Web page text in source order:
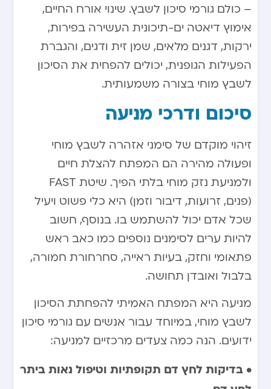
– כולם גורמי סיכון לשבץ. שינוי אורח החיים,
אימוץ דיאטה ים-תיכונית העשירה בפירות,
ירקות, דגנים מלאים, שמן זית ודגים, והגברת
הפעילות הגופנית, יכולים להפחית את הסיכון
לשבץ מוחי בצורה משמעותית.
סיכום ודרכי מניעה
זיהוי מוקדם של סימני אזהרה לשבץ מוחי
ופעולה מהירה הם המפתח להצלת חיים
ולמניעת נזק מוחי בלתי הפיך. שיטת FAST
(פנים, זרועות, דיבור וזמן) היא כלי פשוט ויעיל
שכל אדם יכול להשתמש בו. בנוסף, חשוב
להיות ערים לסימנים נוספים כמו כאב ראש
פתאומי וחזק, בעיות ראייה, סחרחורת חמורה,
בלבול ואובדן תחושה.
מניעה היא המפתח האמיתי להפחתת הסיכון
לשבץ מוחי, במיוחד עבור אנשים עם גורמי סיכון
ידועים. הנה כמה צעדים מרכזיים למניעה:
• בדיקות לחץ דם תקופתיות וטיפול נאות ביתר